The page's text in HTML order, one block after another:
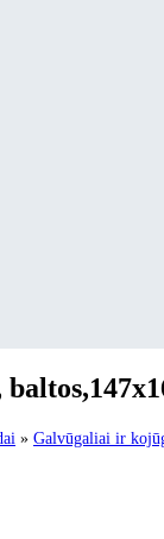
» Galvūgaliai ir